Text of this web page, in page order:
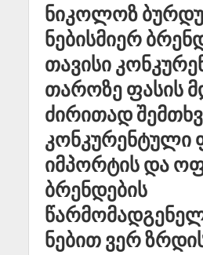
ნიკოლოზ
ნებისმიერ
თავისი
თაროზე ფასის
ძირითად
კონკურენტული
იმპორტის და
ბრენდების
ნებით ვერ